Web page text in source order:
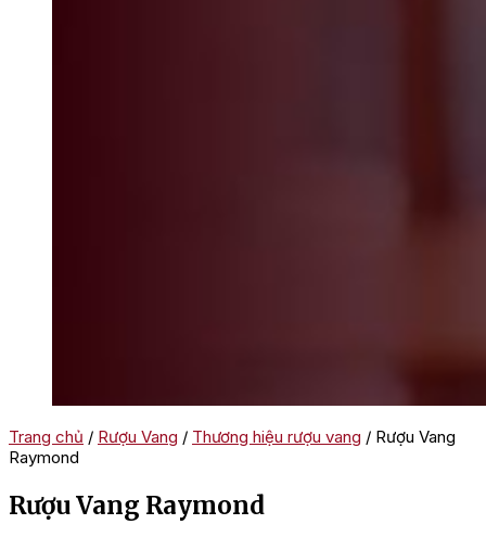
Trang chủ / Rượu Vang / Thương hiệu rượu vang / Rượu Vang
Raymond
Rượu Vang Raymond